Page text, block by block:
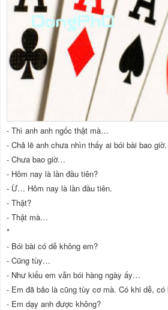
- Thì anh anh ngốc thật mà…
- Chả lẽ anh chưa nhìn thấy ai bói bài bao
- Chưa bao giờ…
- Hôm nay là lần đầu tiên?
- Ừ… Hôm nay là lần đầu tiên.
- Thật?
- Thật mà…
*
- Bói bài có dễ không em?
- Cũng tùy…
- Như kiểu em vẫn bói hàng ngày ấy…
- Em đã bảo là cũng tùy cơ mà. Có khi dễ,
- Em dạy anh được không?